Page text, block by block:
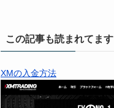
この記事も読まれてます
XMの入金方法